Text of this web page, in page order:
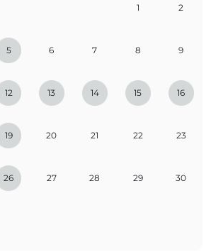
1 2
5 6 7 8 9
12 13 14 15 16
19 20 21 22 23
26 27 28 29 30